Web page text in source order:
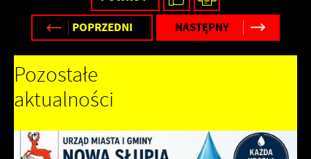
POPRZEDNI
NASTĘPNY
Pozostałe
aktualności